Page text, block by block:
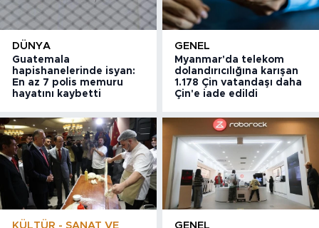
DÜNYA
Guatemala
hapishanelerinde isyan:
En az 7 polis memuru
hayatını kaybetti
GENEL
Myanmar'da telekom
dolandırıcılığına karışan
1.178 Çin vatandaşı daha
Çin'e iade edildi
KÜLTÜR - SANAT VE
GENEL